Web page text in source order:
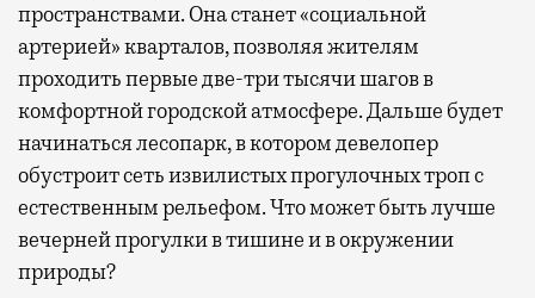
пространствами. Она станет «социальной
артерией» кварталов, позволяя жителям
проходить первые две-три тысячи шагов в
комфортной городской атмосфере. Дальше будет
начинаться лесопарк, в котором девелопер
обустроит сеть извилистых прогулочных троп с
естественным рельефом. Что может быть лучше
вечерней прогулки в тишине и в окружении
природы?